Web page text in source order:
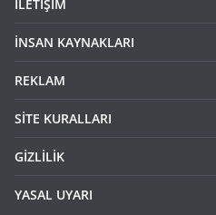
İLETİŞİM
İNSAN KAYNAKLARI
REKLAM
SİTE KURALLARI
GİZLİLİK
YASAL UYARI